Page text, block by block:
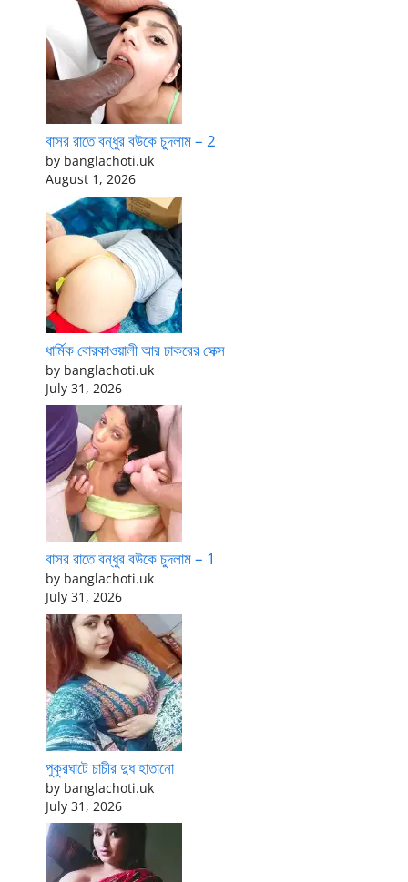
বাসর রাতে বন্ধুর বউকে চুদলাম – 2
by banglachoti.uk
August 1, 2026
ধার্মিক বোরকাওয়ালী আর চাকরের সেক্স
by banglachoti.uk
July 31, 2026
বাসর রাতে বন্ধুর বউকে চুদলাম – 1
by banglachoti.uk
July 31, 2026
পুকুরঘাটে চাচীর দুধ হাতানো
by banglachoti.uk
July 31, 2026